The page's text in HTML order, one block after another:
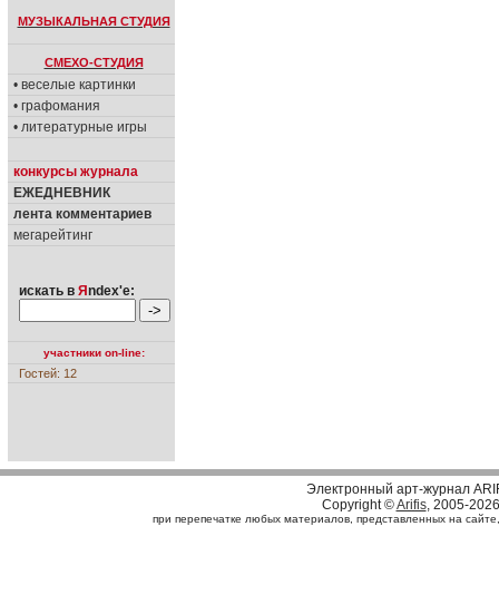
МУЗЫКАЛЬНАЯ СТУДИЯ
СМЕХО-СТУДИЯ
• веселые картинки
• графомания
• литературные игры
конкурсы журнала
ЕЖЕДНЕВНИК
лента комментариев
мегарейтинг
искать в Я ndex'е:
участники on-line:
Гостей: 12
Электронный арт-журнал
Copyright ©Arifis, 2005-2026
при перепечатке любых материалов, представленных на